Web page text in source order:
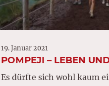
19. Januar 2021
POMPEJI – LEBEN
Es dürfte sich wohl kaum